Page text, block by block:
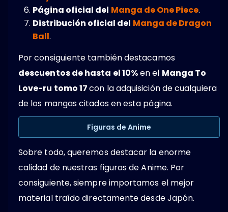
Página oficial del Manga de One Piece.
Distribución oficial del Manga de Dragon
Ball.
Por consiguiente también destacamos
descuentos de hasta el 10%en el Manga To
Love-ru tomo 17con la adquisición de cualquiera
de los mangas citados en esta página.
Figuras de Anime
Sobre todo, queremos destacar la enorme
calidad de nuestras figuras de Anime. Por
consiguiente, siempre importamos el mejor
material traído directamente desde Japón.